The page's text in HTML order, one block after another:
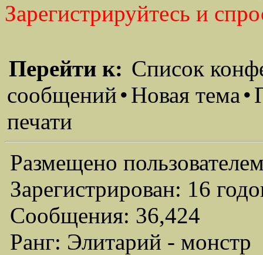
Зарегистрируйтесь и
Перейти к: Список
сообщений•Новая тема•
печати
Размещено
Зарегистрирован: 16
Сообщения: 36,424
Ранг: Элитарий - монстр